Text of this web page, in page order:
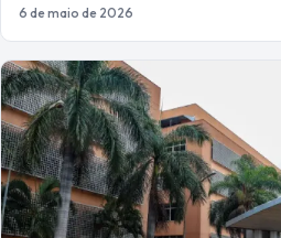
6 de maio de 2026